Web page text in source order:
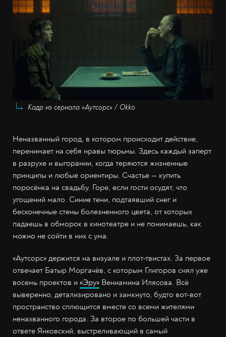
Кадр из сериала «Аутсорс» / Okko
Неназванный город, в котором происходит действие,
перенимает на себя нравы тюрьмы. Здесь каждый заперт
в разрухе и выгорании, когда теряются жизненные
принципы и любые ориентиры. Счастье — купить
поросёнка на свадьбу. Горе, если гости осудят, что
угощений мало. Синие тени, подтаявший снег и
бесконечные стены болезненного цвета, от которых
падаешь в обморок в кинотеатре и не понимаешь, как
можно не сойти в них с ума.
«Аутсорс» держится на визуале и плот-твистах. За первое
отвечает Батыр Моргачёв, с которым Глигоров снял уже
восемь проектов и «Эру» Вениамина Илясова. Всё
выверенно, детализировано и замкнуто, будто вот-вот
пространство сплющится вместе со всеми жителями
неназванного города. За второе по большей части в
ответе Янковский, выстреливающий в самый